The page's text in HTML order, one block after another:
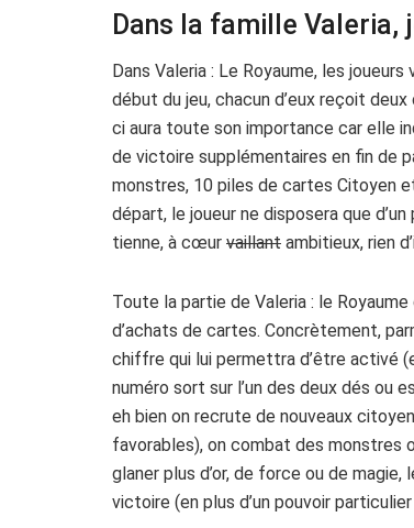
Dans la famille Valeria,
Dans Valeria : Le Royaume, les
début du jeu, chacun d’eux reçoit
ci aura toute son importance car elle
de victoire supplémentaires en fin de
monstres, 10 piles de cartes Citoyen
départ, le joueur ne disposera que
tienne, à cœur vaillant ambitieux, rien
Toute la partie de Valeria : le
d’achats de cartes. Concrètement,
chiffre qui lui permettra d’être activé
numéro sort sur l’un des deux dés
eh bien on recrute de nouveaux
favorables), on combat des monstres
glaner plus d’or, de force ou de
victoire (en plus d’un pouvoir